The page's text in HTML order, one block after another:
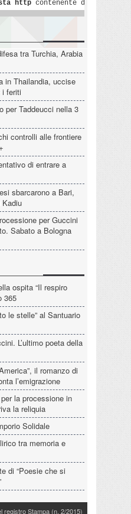
tra Turchia, Arabia
in Thailandia, uccise
i feriti
per Taddeucci nella 3
controlli alle frontiere
di entrare a
sbarcarono a Bari,
per Guccini
Sabato a Bologna
ospita “Il respiro
365
le stelle” al Santuario
L’ultimo poeta della
il romanzo di
l’emigrazione
la processione in
la reliquia
Solidale
tra memoria e
di “Poesie che si
registro Stampa (n. 2/2015)